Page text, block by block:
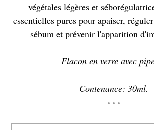
végétales légères et
essentielles pures pour apaiser,
sébum et prévenir l'apparition
Flacon en verre avec
Contenance: 30ml.